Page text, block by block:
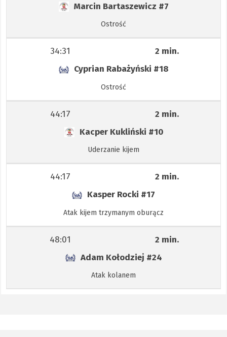
Marcin Bartaszewicz #7
Ostrość
34:31
2 min.
Cyprian Rabażyński #18
Ostrość
44:17
2 min.
Kacper Kukliński #10
Uderzanie kijem
44:17
2 min.
Kasper Rocki #17
Atak kijem trzymanym oburącz
48:01
2 min.
Adam Kołodziej #24
Atak kolanem